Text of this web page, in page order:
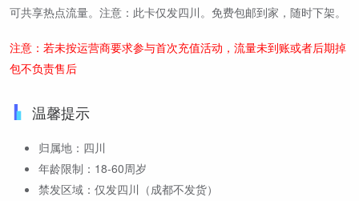
可共享热点流量。注意：此卡仅发四川。免费包邮到家，随时下架。
注意：若未按运营商要求参与首次充值活动，流量未到账或者后期掉
包不负责售后
温馨提示
归属地：四川
年龄限制：18-60周岁
禁发区域：仅发四川（成都不发货）